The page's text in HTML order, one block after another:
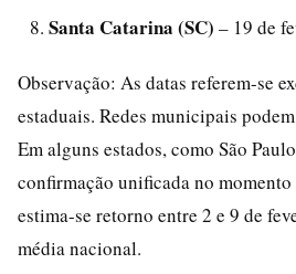
Santa Catarina (SC) – 19 de
Observação: As datas referem-se
estaduais. Redes municipais
Em alguns estados, como São
confirmação unificada no momento
estima-se retorno entre 2 e 9 de
média nacional.